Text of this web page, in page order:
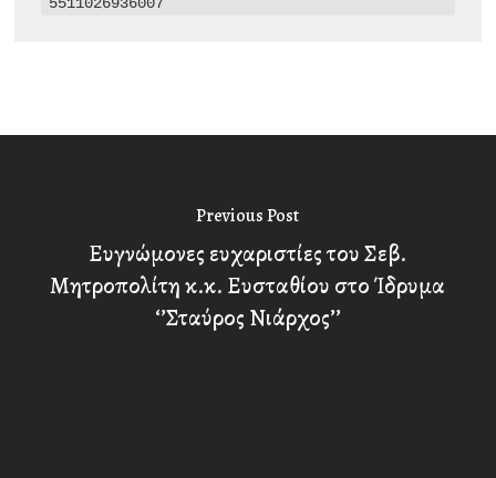
Previous Post
Ευγνώμονες ευχαριστίες του Σεβ.
Μητροπολίτη κ.κ. Ευσταθίου στο Ίδρυμα
‘’Σταύρος Νιάρχος’’